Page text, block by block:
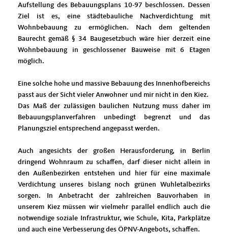
Aufstellung des Bebauungsplans 10-97 beschlossen. Dessen
Ziel ist es, eine städtebauliche Nachverdichtung mit
Wohnbebauung zu ermöglichen. Nach dem geltenden
Baurecht gemäß § 34 Baugesetzbuch wäre hier derzeit eine
Wohnbebauung in geschlossener Bauweise mit 6 Etagen
möglich.
Eine solche hohe und massive Bebauung des Innenhofbereichs
passt aus der Sicht vieler Anwohner und mir nicht in den Kiez.
Das Maß der zulässigen baulichen Nutzung muss daher im
Bebauungsplanverfahren unbedingt begrenzt und das
Planungsziel entsprechend angepasst werden.
Auch angesichts der großen Herausforderung, in Berlin
dringend Wohnraum zu schaffen, darf dieser nicht allein in
den Außenbezirken entstehen und hier für eine maximale
Verdichtung unseres bislang noch grünen Wuhletalbezirks
sorgen. In Anbetracht der zahlreichen Bauvorhaben in
unserem Kiez müssen wir vielmehr parallel endlich auch die
notwendige soziale Infrastruktur, wie Schule, Kita, Parkplätze
und auch eine Verbesserung des ÖPNV-Angebots, schaffen.